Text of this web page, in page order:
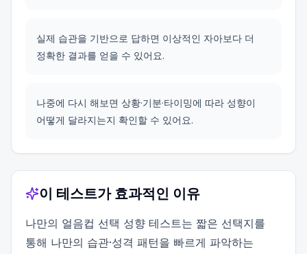
실제 습관을 기반으로 답하면 이상적인 자아보다 더
정확한 결과를 얻을 수 있어요.
나중에 다시 해보면 상황·기분·타이밍에 따라 성향이
어떻게 달라지는지 확인할 수 있어요.
이 테스트가 효과적인 이유
나만의 얼음컵 선택 성향 테스트는 짧은 선택지를
통해 나만의 습관·성격 패턴을 빠르게 파악하는